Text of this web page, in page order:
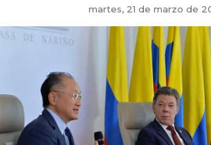
martes, 21 de marzo de